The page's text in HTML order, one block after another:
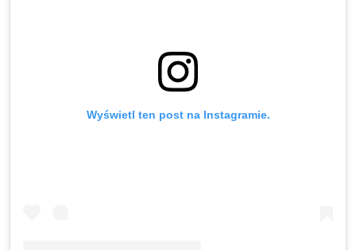
Wyświetl ten post na Instagramie.